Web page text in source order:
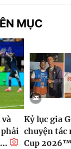
MỤC
và
Kỷ lục gia
chuyện tác
Cup